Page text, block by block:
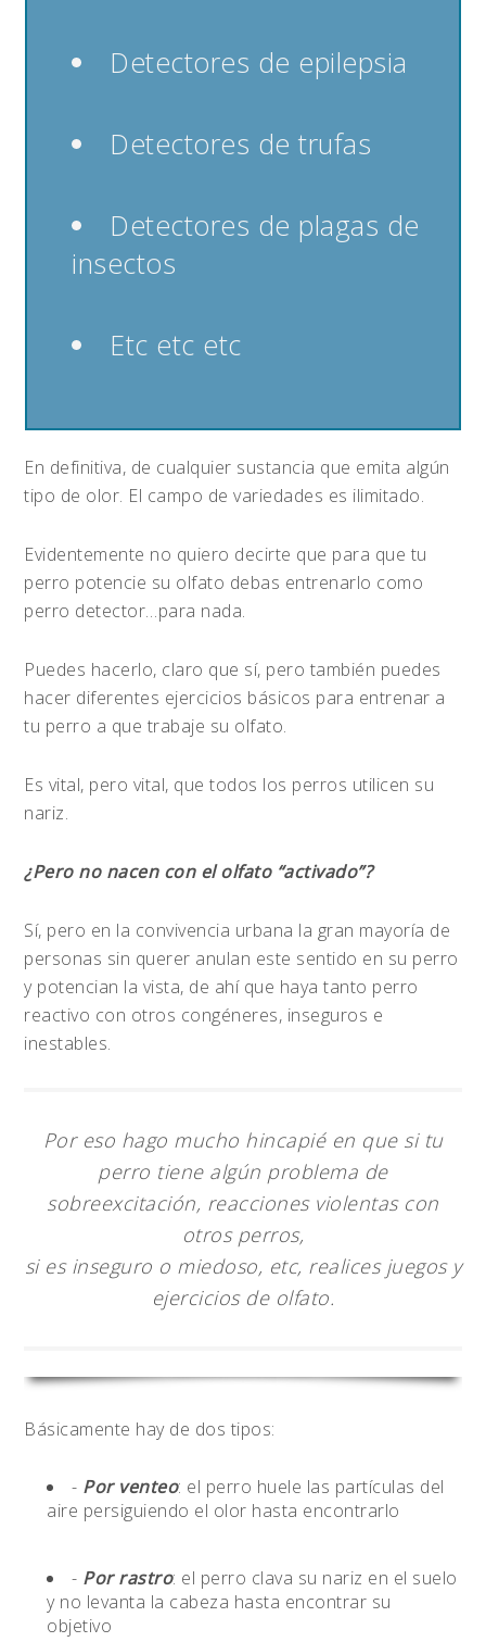
Detectores de epilepsia
Detectores de trufas
Detectores de plagas de
insectos
Etc etc etc
En definitiva, de cualquier sustancia que emita algún
tipo de olor. El campo de variedades es ilimitado.
Evidentemente no quiero decirte que para que tu
perro potencie su olfato debas entrenarlo como
perro detector…para nada.
Puedes hacerlo, claro que sí, pero también puedes
hacer diferentes ejercicios básicos para entrenar a
tu perro a que trabaje su olfato.
Es vital, pero vital, que todos los perros utilicen su
nariz.
¿Pero no nacen con el olfato “activado”?
Sí, pero en la convivencia urbana la gran mayoría de
personas sin querer anulan este sentido en su perro
y potencian la vista, de ahí que haya tanto perro
reactivo con otros congéneres, inseguros e
inestables.
Por eso hago mucho hincapié en que si tu
perro tiene algún problema de
sobreexcitación, reacciones violentas con
otros perros,
si es inseguro o miedoso, etc, realices juegos y
ejercicios de olfato.
Básicamente hay de dos tipos:
- Por venteo: el perro huele las partículas del
aire persiguiendo el olor hasta encontrarlo
- Por rastro: el perro clava su nariz en el suelo
y no levanta la cabeza hasta encontrar su
objetivo